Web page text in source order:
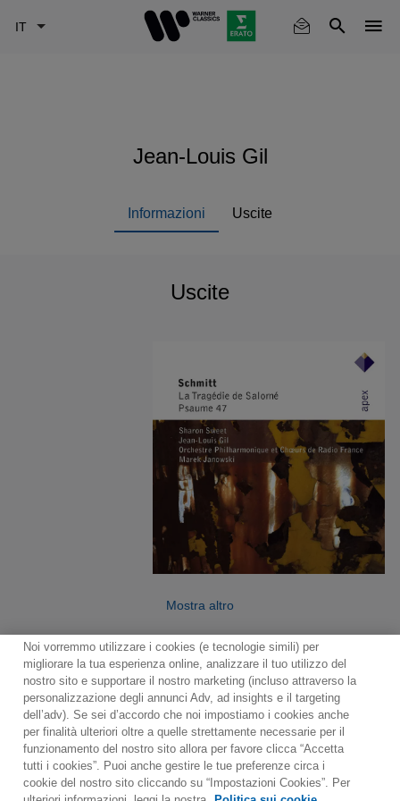
Jean-Louis Gil
Informazioni Uscite
Uscite
Mostra altro
Contact Notiziario
Politica sui cookie
Impostazioni dei cookie
Noi vorremmo utilizzare i cookies (e tecnologie simili) per
migliorare la tua esperienza online, analizzare il tuo utilizzo del
nostro sito e supportare il nostro marketing (incluso attraverso la
personalizzazione degli annunci Adv, ad insights e il targeting
dell’adv). Se sei d’accordo che noi impostiamo i cookies anche
per finalità ulteriori oltre a quelle strettamente necessarie per il
funzionamento del nostro sito allora per favore clicca “Accetta
tutti i cookies”. Puoi anche gestire le tue preferenze circa i
cookie del nostro sito cliccando su “Impostazioni Cookies”. Per